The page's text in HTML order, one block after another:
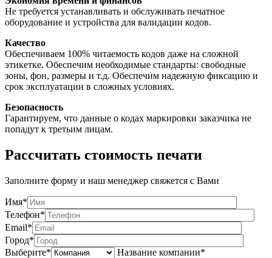
Не требуется устанавливать и обслуживать печатное
оборудование и устройства для валидации кодов.
Качество
Обеспечиваем 100% читаемость кодов даже на сложной
этикетке. Обеспечим необходимые стандарты: свободные
зоны, фон, размеры и т.д. Обеспечим надежную фиксацию и
срок эксплуатации в сложных условиях.
Безопасность
Гарантируем, что данные о кодах маркировки заказчика не
попадут к третьим лицам.
Рассчитать стоимость печати
Заполните форму и наш менеджер свяжется с Вами
Имя*
Телефон*
Email*
Город*
Выберите*
Название компании*